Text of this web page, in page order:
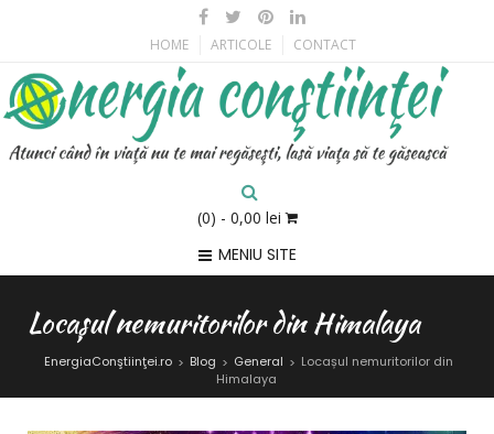
HOME ARTICOLE CONTACT
(0) - 0,00 lei
MENIU SITE
Locașul nemuritorilor din Himalaya
EnergiaConştiinţei.ro > Blog > General > Locașul nemuritorilor din
Himalaya